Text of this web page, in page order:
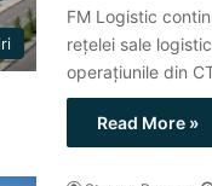
FM Logistic
rețelei sale
operațiunile din
Read More »